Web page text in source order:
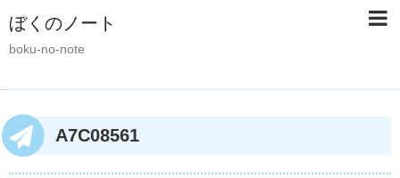
ぼくのノート
boku-no-note
A7C08561